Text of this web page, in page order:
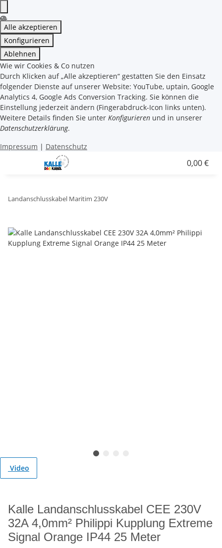
Alle akzeptieren
Konfigurieren
Ablehnen
Wie wir Cookies & Co nutzen
Durch Klicken auf „Alle akzeptieren“ gestatten Sie den Einsatz
folgender Dienste auf unserer Website: YouTube, uptain, Google
Analytics 4, Google Ads Conversion Tracking. Sie können die
Einstellung jederzeit ändern (Fingerabdruck-Icon links unten).
Weitere Details finden Sie unter Konfigurieren und in unserer
Datenschutzerklärung.
Impressum | Datenschutz
0,00 €
Landanschlusskabel Maritim 230V
Video
Kalle Landanschlusskabel CEE 230V
32A 4,0mm² Philippi Kupplung Extreme
Signal Orange IP44 25 Meter